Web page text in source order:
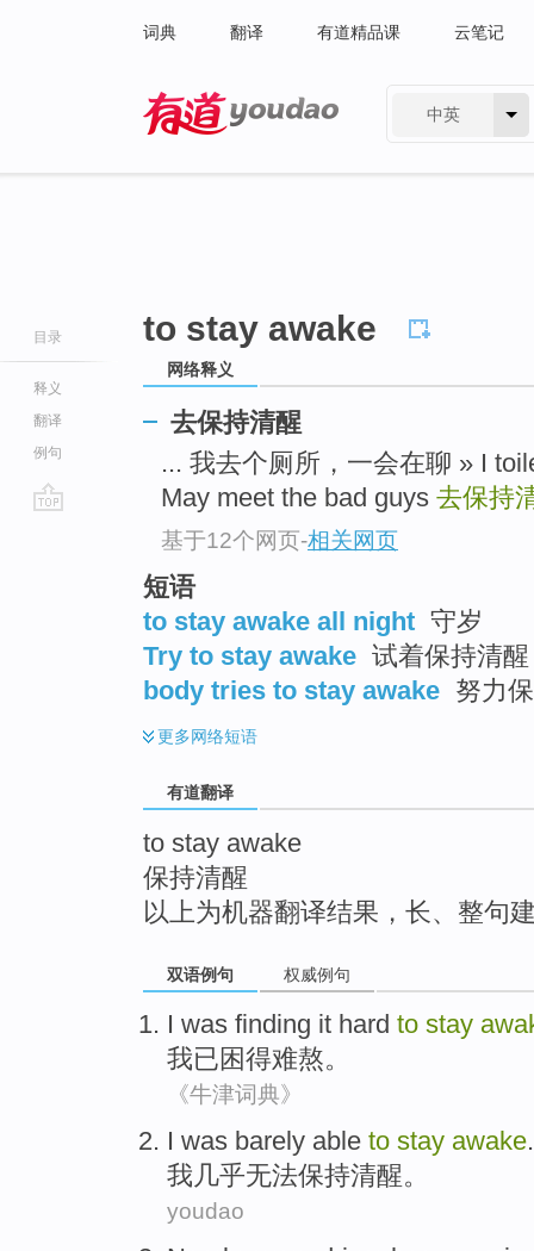
词典 翻译 有道精品课 云笔记
中英
目录
释义
翻译
例句
to stay awake
网络释义
去保持清醒
... 我去个厕所，一会在聊 » I
May meet the bad guys 去保持
基于12个网页-相关网页
短语
to stay awake all night 守岁
Try to stay awake 试着保持清醒
body tries to stay awake 努力
更多网络短语
有道翻译
to stay awake
保持清醒
以上为机器翻译结果，长、整句
双语例句 权威例句
I was finding it hard to stay
我已 困得难熬。
《牛津词典》
I was barely able to stay awake.
我几乎无法保持清醒。
youdao